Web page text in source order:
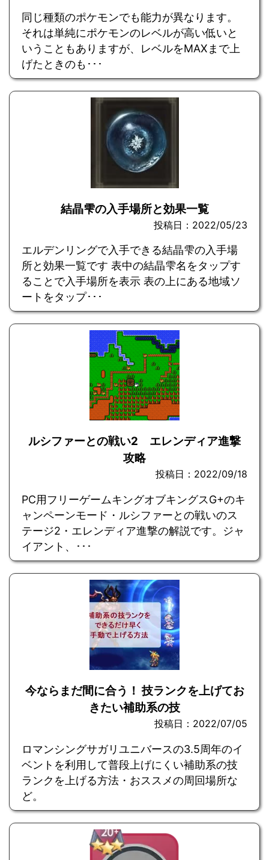
同じ種類のポケモンでも能力が異なります。
それは単純にポケモンのレベルが高い低いと
いうこともありますが、レベルをMAXまで上
げたときのも･･･
結晶雫の入手場所と効果一覧
投稿日：2022/05/23
エルデンリングで入手できる結晶雫の入手場
所と効果一覧です 表中の結晶雫名をタップす
ることで入手場所を表示 表の上にある地域ソ
ートをタップ･･･
ルシファーとの戦い2 エレンディア進撃
攻略
投稿日：2022/09/18
PC用フリーゲームキングオブキングスG+のキ
ャンペーンモード・ルシファーとの戦いのス
テージ2・エレンディア進撃の解説です。ジャ
イアント、･･･
今ならまだ間に合う！ 技ランクを上げてお
きたい補助系の技
投稿日：2022/07/05
ロマンシングサガリユニバースの3.5周年のイ
ベントを利用して普段上げにくい補助系の技
ランクを上げる方法・おススメの周回場所な
ど。